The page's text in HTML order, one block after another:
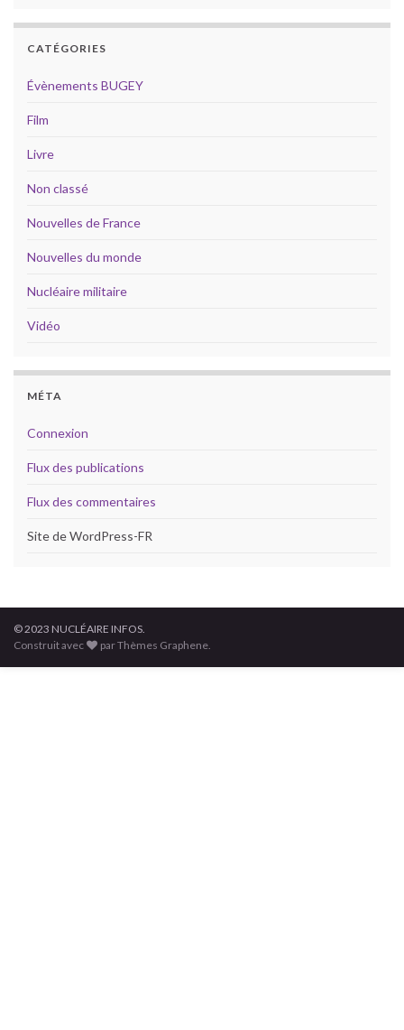
CATÉGORIES
Évènements BUGEY
Film
Livre
Non classé
Nouvelles de France
Nouvelles du monde
Nucléaire militaire
Vidéo
MÉTA
Connexion
Flux des publications
Flux des commentaires
Site de WordPress-FR
© 2023 NUCLÉAIRE INFOS.
Construit avec
par Thèmes Graphene.